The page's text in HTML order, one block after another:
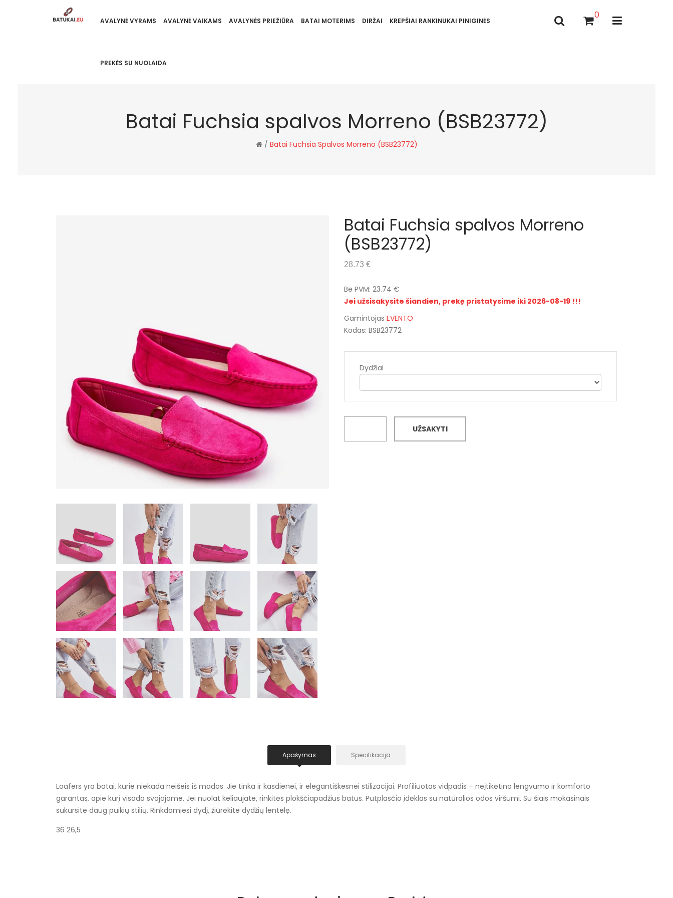
AVALYNĖ VYRAMS AVALYNĖ VAIKAMS AVALYNĖS PRIEŽIŪRA BATAI MOTERIMS DIRŽAI KREPŠIAI RANKINUKAI PINIGINĖS
PREKĖS SU NUOLAIDA
0
Batai Fuchsia spalvos Morreno (BSB23772)
/ Batai Fuchsia Spalvos Morreno (BSB23772)
Batai Fuchsia spalvos Morreno
(BSB23772)
28.73 €
Be PVM: 23.74 €
Jei užsisakysite šiandien, prekę pristatysime iki 2026-08-19 !!!
Gamintojas EVENTO
Kodas: BSB23772
Dydžiai
UŽSAKYTI
Apašymas Specifikacija
Loafers yra batai, kurie niekada neišeis iš mados. Jie tinka ir kasdienei, ir elegantiškesnei stilizacijai. Profiliuotas vidpadis – neįtikėtino lengvumo ir komforto
garantas, apie kurį visada svajojame. Jei nuolat keliaujate, rinkitės plokščiapadžius batus. Putplasčio įdėklas su natūralios odos viršumi. Su šiais mokasinais
sukursite daug puikių stilių. Rinkdamiesi dydį, žiūrėkite dydžių lentelę.
36 26,5